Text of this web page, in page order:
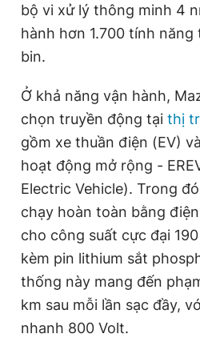
bộ vi xử lý thông minh 4
hành hơn 1.700 tính
bin.
Ở khả năng vận hành,
chọn truyền động tại thị
gồm xe thuần điện (EV)
hoạt động mở rộng -
Electric Vehicle). Trong
chạy hoàn toàn bằng
cho công suất cực đại
kèm pin lithium sắt
thống này mang đến
km sau mỗi lần sạc đầy,
nhanh 800 Volt.